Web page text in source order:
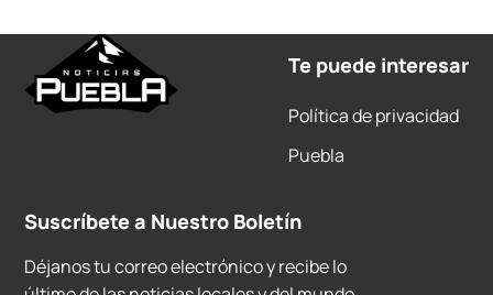
Te puede interesar
Política de privacidad
Puebla
Suscríbete a Nuestro Boletín
Déjanos tu correo electrónico y recibe lo